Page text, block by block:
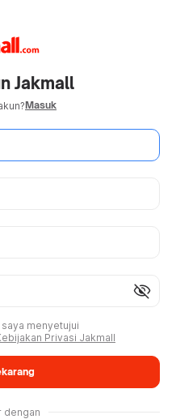
Jakmall
Masuk
visibility_off
menyetujui
Privasi Jakmall
dengan